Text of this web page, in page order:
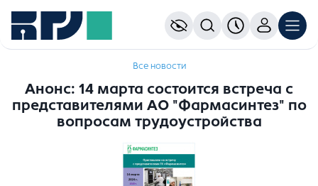
Все новости
Анонс: 14 марта состоится встреча с
представителями АО "Фармасинтез" по
вопросам трудоустройства